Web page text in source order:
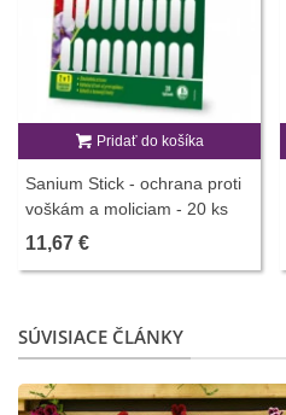
Pridať do košíka
Sanium Stick - ochrana proti
voškám a moliciam - 20 ks
11,67 €
SÚVISIACE ČLÁNKY